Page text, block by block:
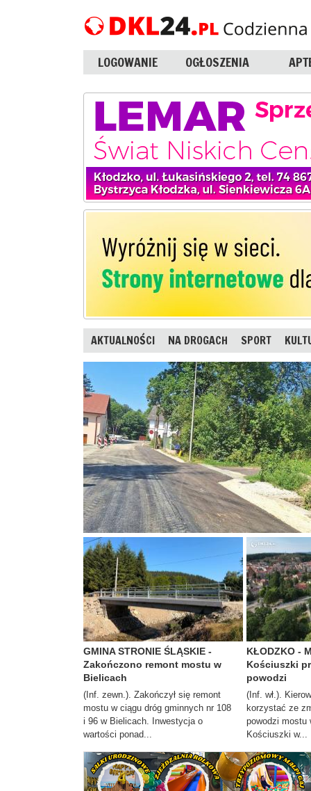
LOGOWANIE OGŁOSZENIA
AKTUALNOŚCI NA DROGACH SPORT
GMINA STRONIE ŚLĄSKIE -
Zakończono remont mostu w
Bielicach
(Inf. zewn.). Zakończył się remont
mostu w ciągu dróg gminnych nr 108
i 96 w Bielicach. Inwestycja o
wartości ponad...
KŁODZKO -
Kościuszki
powodzi
(Inf. wł.).
korzystać ze
powodzi mostu
Kościuszki w...